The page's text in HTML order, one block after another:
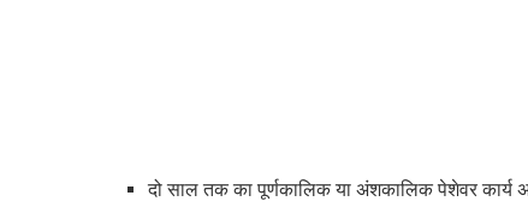
दो साल तक का पूर्णकालिक या अंशकालिक पेशेवर कार्य